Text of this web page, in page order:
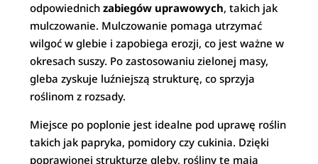
odpowiednichzabiegów uprawowych, takich jak
mulczowanie. Mulczowanie pomaga utrzymać
wilgoć w glebie i zapobiega erozji, co jest ważne w
okresach suszy. Po zastosowaniu zielonej masy,
gleba zyskuje luźniejszą strukturę, co sprzyja
roślinom z rozsady.
Miejsce po poplonie jest idealne pod uprawę roślin
takich jak papryka, pomidory czy cukinia. Dzięki
poprawionej strukturze gleby, rośliny te mają